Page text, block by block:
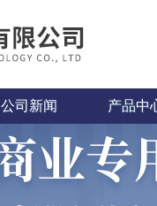
公司新闻 产品中